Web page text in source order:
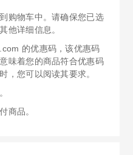
购物车中。请确保您已选
他详细信息。
的优惠码，该优惠码
味着您的商品符合优惠码
，您可以阅读其要求。
商品。